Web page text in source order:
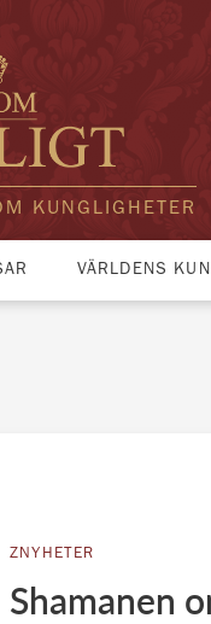
KUNGLIGHETER
VÄRLDENS
ZNYHETER
Shamanen